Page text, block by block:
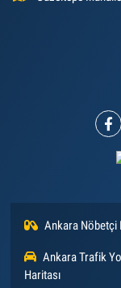
Ankara Nöbetçi
Ankara Trafik
Haritası